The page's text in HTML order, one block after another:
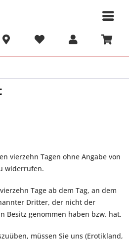
vierzehn Tagen ohne Angabe von
widerrufen.
Tage ab dem Tag, an dem
Dritter, der nicht der
Besitz genommen haben bzw. hat.
müssen Sie uns (Erotikland,